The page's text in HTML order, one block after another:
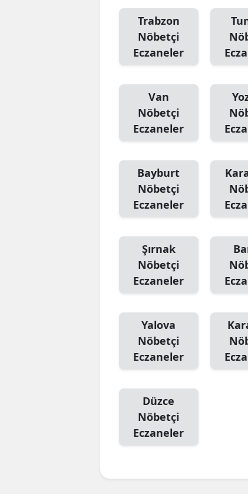
Trabzon
Nöbetçi
Eczaneler
Van
Nöbetçi
Eczaneler
Bayburt
Nöbetçi
Eczaneler
Şırnak
Nöbetçi
Eczaneler
Yalova
Nöbetçi
Eczaneler
Düzce
Nöbetçi
Eczaneler